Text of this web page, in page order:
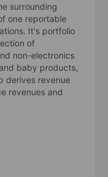
surrounding
one reportable
It's portfolio
of
non-electronics
baby products,
derives revenue
revenues and